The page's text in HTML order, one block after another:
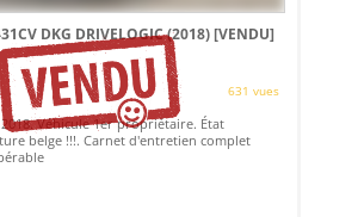
DKG DRIVELOGIC (2018)[VENDU]
631 vues
Véhicule 1er propriétaire. État
belge !!!. Carnet d'entretien complet